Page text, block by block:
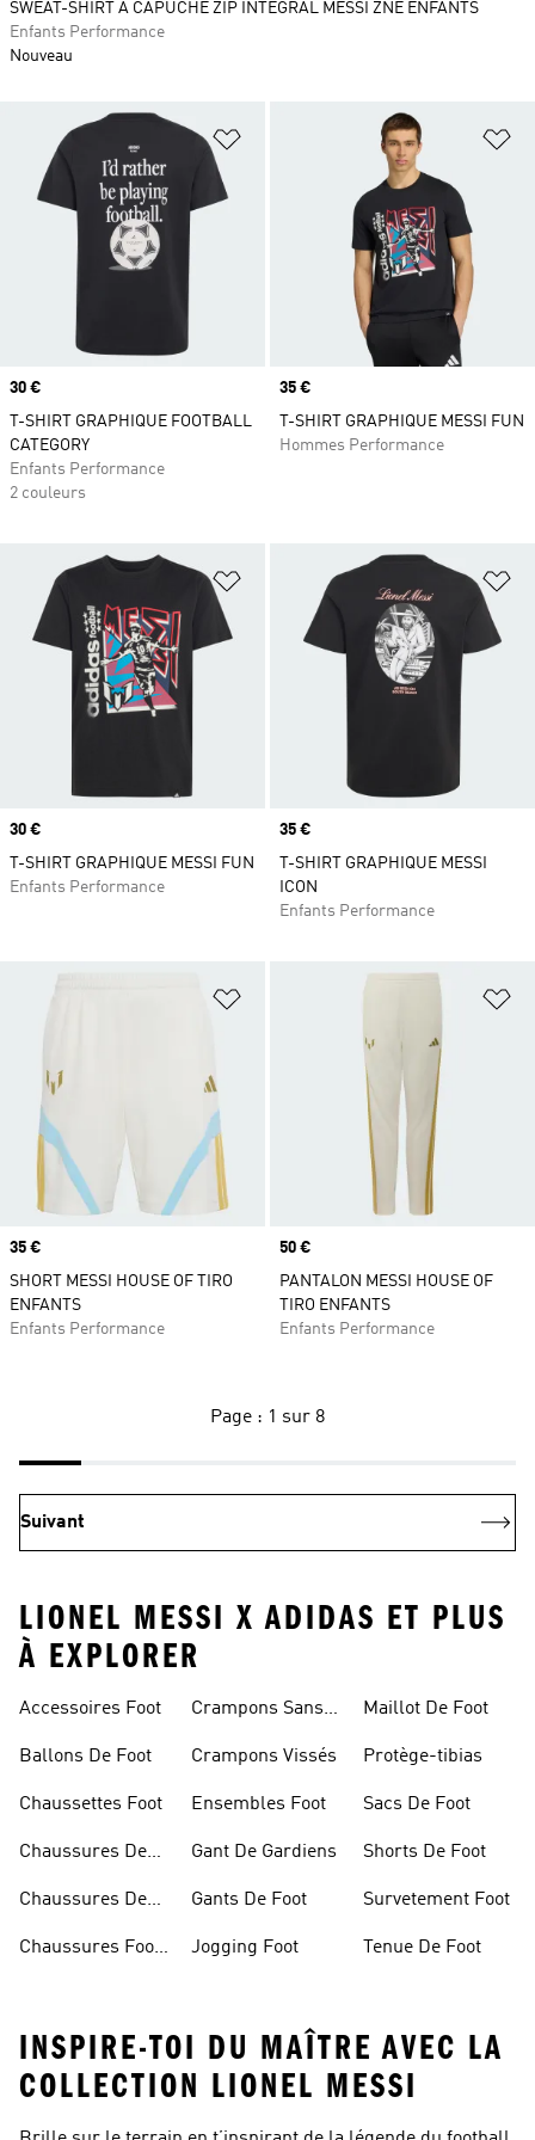
Ajouter à la Liste de produits
Prix
30 €
T-SHIRT GRAPHIQUE FOOTBALL
CATEGORY
Enfants Performance
2 couleurs
Prix
35 €
T-SHIRT GRAPHIQUE MESSI FUN
Hommes Performance
Ajouter à la Liste de produits
Prix
30 €
T-SHIRT GRAPHIQUE MESSI FUN
Enfants Performance
Prix
35 €
T-SHIRT GRAPHIQUE MESSI
ICON
Enfants Performance
Ajouter à la Liste de produits
Prix
35 €
SHORT MESSI HOUSE OF TIRO
ENFANTS
Enfants Performance
Prix
50 €
PANTALON MESSI HOUSE OF
TIRO ENFANTS
Enfants Performance
SWEAT-SHIRT À CAPUCHE ZIP INTÉGRAL MESSI ZNE ENFANTS
Enfants Performance
Nouveau
Page : 1 sur 8
Suivant
LIONEL MESSI X ADIDAS ET PLUS
À EXPLORER
Accessoires Foot
Ballons De Foot
Chaussettes Foot
Chaussures De
Chaussures De
Chaussures Foot
Crampons Sans
Crampons Vissés
Ensembles Foot
Gant De Gardiens
Gants De Foot
Jogging Foot
Maillot De Foot
Protège-tibias
Sacs De Foot
Shorts De Foot
Survetement Foot
Tenue De Foot
INSPIRE-TOI DU MAÎTRE AVEC LA
COLLECTION LIONEL MESSI